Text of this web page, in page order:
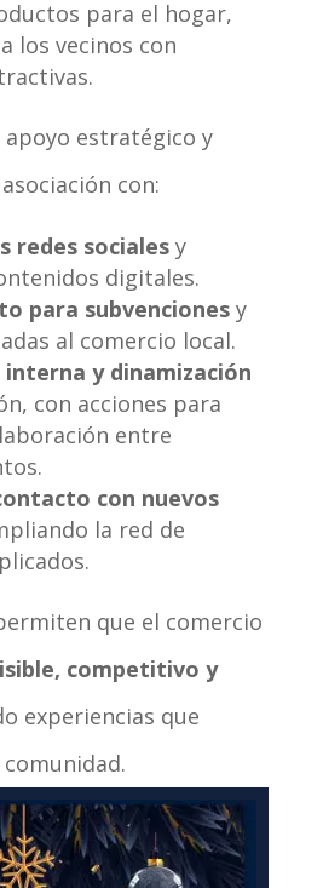
para el hogar,
los vecinos con
apoyo estratégico y
con:
redes socialesy
digitales.
para subvencionesy
al comercio local.
interna y dinamización
con acciones para
entre
con nuevos
la red de
que el comercio
competitivo y
experiencias que